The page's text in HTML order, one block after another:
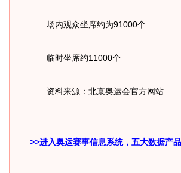
场内观众坐席约为91000个
临时坐席约11000个
资料来源：北京奥运会官方网站
>>进入奥运赛事信息系统，五大数据产